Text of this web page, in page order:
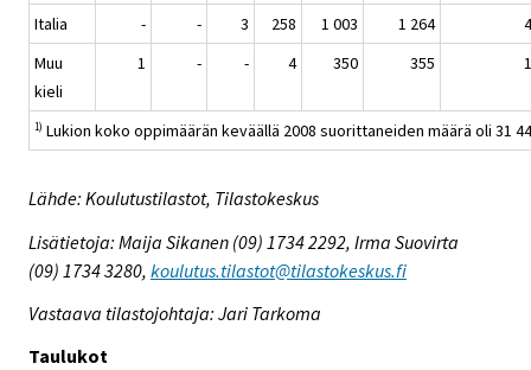
Italia - - 3 258 1 003 1 264
Muu
kieli
1 - - 4 350 355
1) Lukion koko oppimäärän keväällä 2008 suorittaneiden määrä oli 31
Lähde: Koulutustilastot, Tilastokeskus
Lisätietoja: Maija Sikanen (09) 1734 2292, Irma Suovirta
(09) 1734 3280, koulutus.tilastot@tilastokeskus.fi
Vastaava tilastojohtaja: Jari Tarkoma
Taulukot